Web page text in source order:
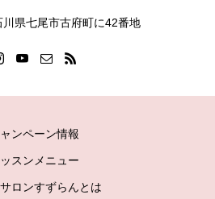
県七尾市古府町に42番地
ンペーン情報
スンメニュー
ロンすずらんとは